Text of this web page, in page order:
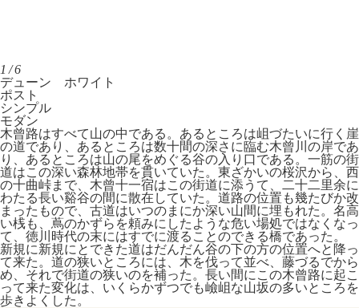
1/6
デューン ホワイト
ポスト
シンプル
モダン
木曾路はすべて山の中である。あるところは岨づたいに行く崖
の道であり、あるところは数十間の深さに臨む木曾川の岸であ
り、あるところは山の尾をめぐる谷の入り口である。一筋の街
道はこの深い森林地帯を貫いていた。東ざかいの桜沢から、西
の十曲峠まで、木曾十一宿はこの街道に添うて、二十二里余に
わたる長い谿谷の間に散在していた。道路の位置も幾たびか改
まったもので、古道はいつのまにか深い山間に埋もれた。名高
い桟も、蔦のかずらを頼みにしたような危い場処ではなくなっ
て、徳川時代の末にはすでに渡ることのできる橋であった。
新規に新規にとできた道はだんだん谷の下の方の位置へと降っ
て来た。道の狭いところには、木を伐って並べ、藤づるでから
め、それで街道の狭いのを補った。長い間にこの木曾路に起こ
って来た変化は、いくらかずつでも嶮岨な山坂の多いところを
歩きよくした。